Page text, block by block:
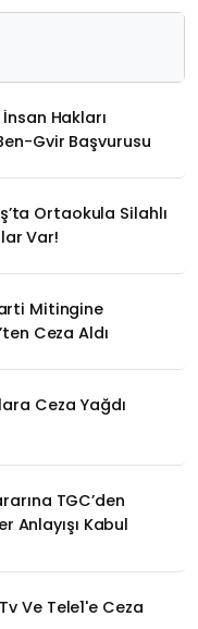
Hakları
Gvir Başvurusu
Ortaokula Silahlı
Var!
Mitingine
Ceza Aldı
Ceza Yağdı
TGC’den
Anlayışı Kabul
Ve Tele1'e Ceza